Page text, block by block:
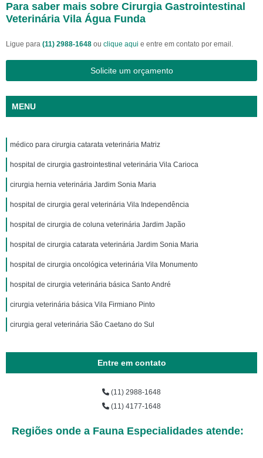
Para saber mais sobre Cirurgia Gastrointestinal
Veterinária Vila Água Funda
Ligue para (11) 2988-1648 ou clique aqui e entre em contato por email.
Solicite um orçamento
MENU
médico para cirurgia catarata veterinária Matriz
hospital de cirurgia gastrointestinal veterinária Vila Carioca
cirurgia hernia veterinária Jardim Sonia Maria
hospital de cirurgia geral veterinária Vila Independência
hospital de cirurgia de coluna veterinária Jardim Japão
hospital de cirurgia catarata veterinária Jardim Sonia Maria
hospital de cirurgia oncológica veterinária Vila Monumento
hospital de cirurgia veterinária básica Santo André
cirurgia veterinária básica Vila Firmiano Pinto
cirurgia geral veterinária São Caetano do Sul
Entre em contato
(11) 2988-1648
(11) 4177-1648
Regiões onde a Fauna Especialidades atende: